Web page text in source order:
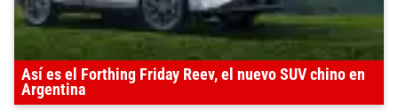
Así es el Forthing Friday Reev, el nuevo SUV chino en
Argentina